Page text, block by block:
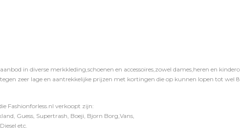
in diverse merkkleding,schoenen en accessoires,zowel dames,heren en
zeer lage en aantrekkelijke prijzen met kortingen die op kunnen lopen tot wel
Fashionforless.nl verkoopt zijn:
Guess, Supertrash, Boeji, Bjorn Borg,Vans,
etc.